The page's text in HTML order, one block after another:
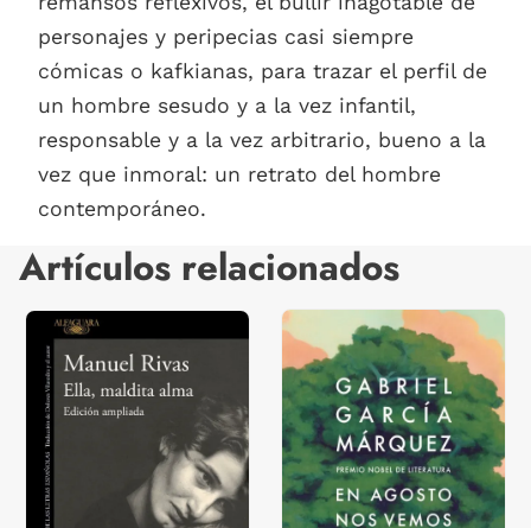
personajes y peripecias casi siempre
cómicas o kafkianas, para trazar el perfil de
un hombre sesudo y a la vez infantil,
responsable y a la vez arbitrario, bueno a la
vez que inmoral: un retrato del hombre
contemporáneo.
Artículos relacionados